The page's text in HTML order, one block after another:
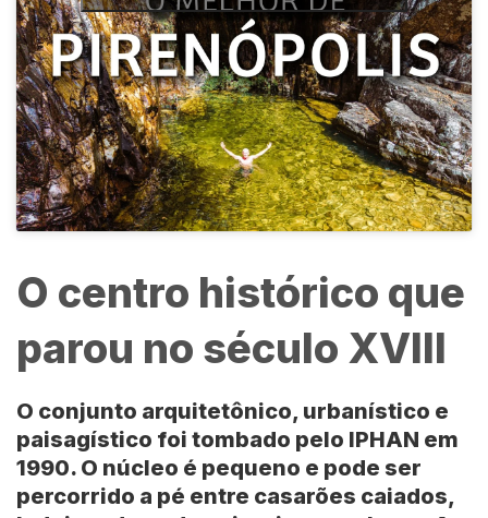
O centro histórico que
parou no século XVIII
O conjunto arquitetônico, urbanístico e
paisagístico foi tombado pelo IPHAN em
1990. O núcleo é pequeno e pode ser
percorrido a pé entre casarões caiados,